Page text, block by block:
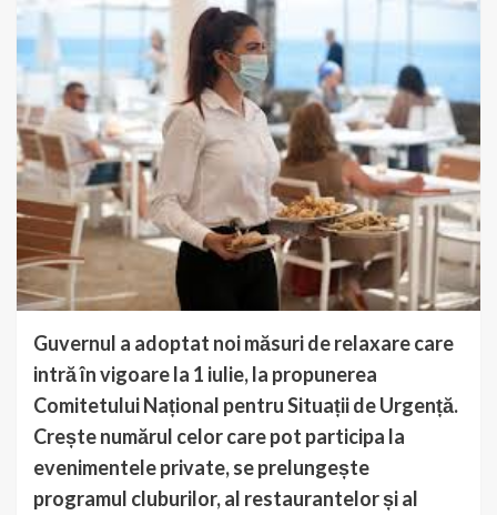
Guvernul a adoptat noi măsuri de relaxare care
intră în vigoare la 1 iulie, la propunerea
Comitetului Național pentru Situații de Urgență.
Crește numărul celor care pot participa la
evenimentele private, se prelungește
programul cluburilor, al restaurantelor și al